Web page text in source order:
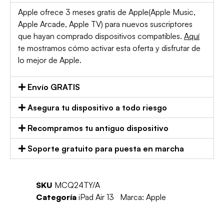
Apple ofrece 3 meses gratis de Apple(Apple Music,
Apple Arcade, Apple TV) para nuevos suscriptores
que hayan comprado dispositivos compatibles. Aquí
te mostramos cómo activar esta oferta y disfrutar de
lo mejor de Apple.
Envío GRATIS
Asegura tu dispositivo a todo riesgo
Recompramos tu antiguo dispositivo
Soporte gratuito para puesta en marcha
SKU MCQ24TY/A
Categoría iPad Air 13 Marca:Apple